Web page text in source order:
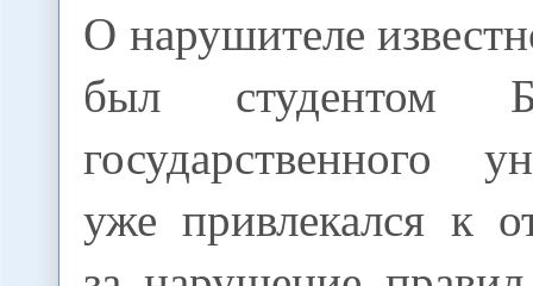
О нарушителе
был студентом
государственного
уже привлекался к